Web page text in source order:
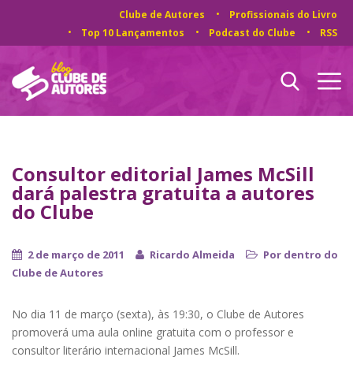
Clube de Autores
Profissionais do Livro
Top 10 Lançamentos
Podcast do Clube RSS
Consultor editorial James McSill
dará palestra gratuita a autores
do Clube
2 de março de 2011 Ricardo Almeida
Por dentro do
Clube de Autores
No dia 11 de março (sexta), às 19:30, o Clube de Autores
promoverá uma aula online gratuita com o professor e
consultor literário internacional James McSill.